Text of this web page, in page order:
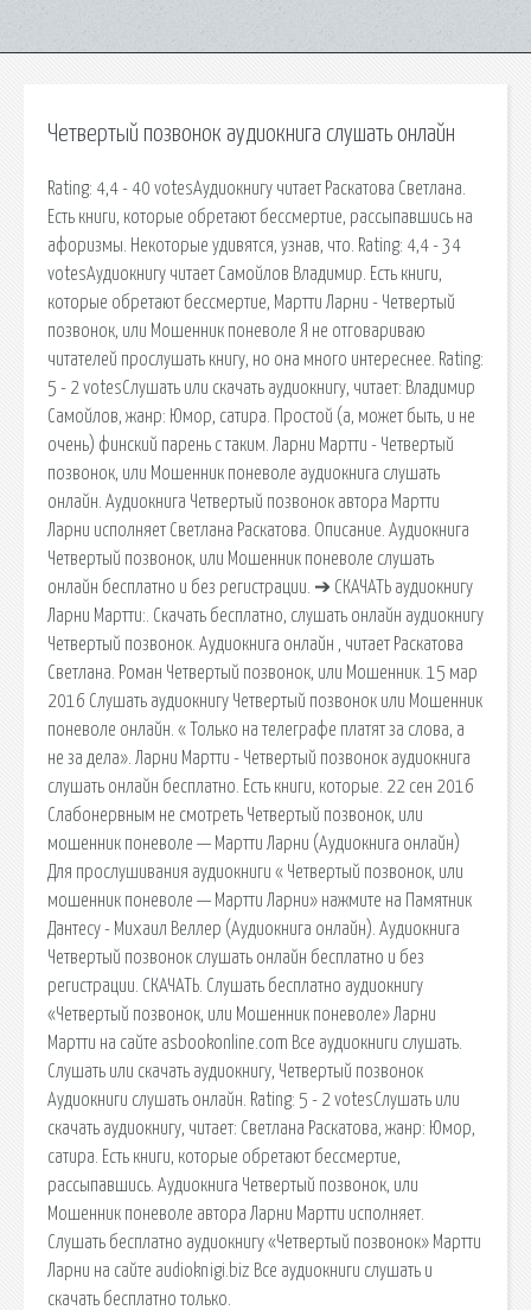
Четвертый позвонок аудиокнига слушать онлайн
Rating: 4,4 - 40 votesАудиокнигу читает Раскатова Светлана.
Есть книги, которые обретают бессмертие, рассыпавшись на
афоризмы. Некоторые удивятся, узнав, что. Rating: 4,4 - 34
votesАудиокнигу читает Самойлов Владимир. Есть книги,
которые обретают бессмертие, Мартти Ларни - Четвертый
позвонок, или Мошенник поневоле Я не отговариваю
читателей прослушать книгу, но она много интереснее. Rating:
5 - 2 votesСлушать или скачать аудиокнигу, читает: Владимир
Самойлов, жанр: Юмор, сатира. Простой (а, может быть, и не
очень) финский парень с таким. Ларни Мартти - Четвертый
позвонок, или Мошенник поневоле аудиокнига слушать
онлайн. Аудиокнига Четвертый позвонок автора Мартти
Ларни исполняет Светлана Раскатова. Описание. Аудиокнига
Четвертый позвонок, или Мошенник поневоле слушать
онлайн бесплатно и без регистрации. ➔ СКАЧАТЬ аудиокнигу
Ларни Мартти:. Скачать бесплатно, слушать онлайн аудиокнигу
Четвертый позвонок. Аудиокнига онлайн , читает Раскатова
Светлана. Роман Четвертый позвонок, или Мошенник. 15 мар
2016 Слушать аудиокнигу Четвертый позвонок или Мошенник
поневоле онлайн. « Только на телеграфе платят за слова, а
не за дела». Ларни Мартти - Четвертый позвонок аудиокнига
слушать онлайн бесплатно. Есть книги, которые. 22 сен 2016
Слабонервным не смотреть Четвертый позвонок, или
мошенник поневоле — Мартти Ларни (Аудиокнига онлайн)
Для прослушивания аудиокниги « Четвертый позвонок, или
мошенник поневоле — Мартти Ларни» нажмите на Памятник
Дантесу - Михаил Веллер (Аудиокнига онлайн). Аудиокнига
Четвертый позвонок слушать онлайн бесплатно и без
регистрации. СКАЧАТЬ. Слушать бесплатно аудиокнигу
«Четвертый позвонок, или Мошенник поневоле» Ларни
Мартти на сайте asbookonline.com Все аудиокниги слушать.
Слушать или скачать аудиокнигу, Четвертый позвонок
Аудиокниги слушать онлайн. Rating: 5 - 2 votesСлушать или
скачать аудиокнигу, читает: Светлана Раскатова, жанр: Юмор,
сатира. Есть книги, которые обретают бессмертие,
рассыпавшись. Аудиокнига Четвертый позвонок, или
Мошенник поневоле автора Ларни Мартти исполняет.
Слушать бесплатно аудиокнигу «Четвертый позвонок» Мартти
Ларни на сайте audioknigi.biz Все аудиокниги слушать и
скачать бесплатно только.